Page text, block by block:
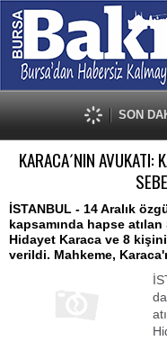
SON
KARACA´NIN AVUKATI:
İSTANBUL - 14 Aralık
kapsamında hapse
Hidayet Karaca ve 8
verildi. Mahkeme,